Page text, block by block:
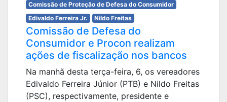
Comissão de Proteção de Defesa do Consumidor
Edivaldo Ferreira Jr.
Nildo Freitas
Comissão de Defesa do
Consumidor e Procon realizam
ações de fiscalização nos bancos
Na manhã desta terça-feira, 6, os vereadores
Edivaldo Ferreira Júnior (PTB) e Nildo Freitas
(PSC), respectivamente, presidente e